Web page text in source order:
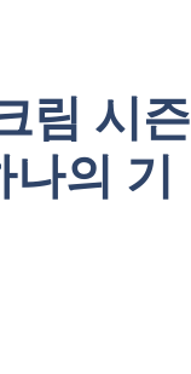
림 시즌
의 기